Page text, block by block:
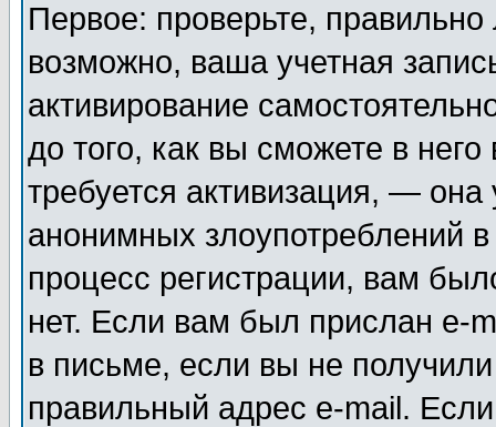
Первое: проверьте,
возможно, ваша учетная
активирование
до того, как вы сможете в
требуется активизация, —
анонимных злоупотреблений
процесс регистрации, вам
нет. Если вам был прислан e-
в письме, если вы не
правильный адрес e-mail.